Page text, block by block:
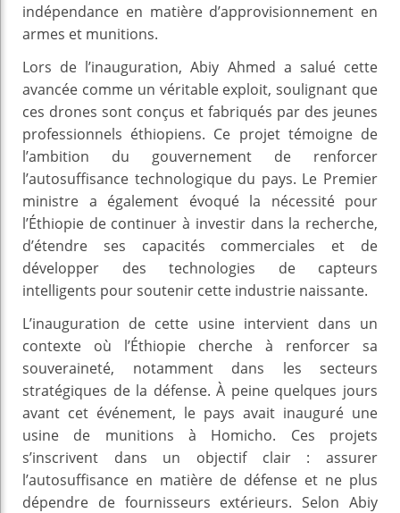
indépendance en matière d’approvisionnement en
armes et munitions.
Lors de l’inauguration, Abiy Ahmed a salué cette
avancée comme un véritable exploit, soulignant que
ces drones sont conçus et fabriqués par des jeunes
professionnels éthiopiens. Ce projet témoigne de
l’ambition du gouvernement de renforcer
l’autosuffisance technologique du pays. Le Premier
ministre a également évoqué la nécessité pour
l’Éthiopie de continuer à investir dans la recherche,
d’étendre ses capacités commerciales et de
développer des technologies de capteurs
intelligents pour soutenir cette industrie naissante.
L’inauguration de cette usine intervient dans un
contexte où l’Éthiopie cherche à renforcer sa
souveraineté, notamment dans les secteurs
stratégiques de la défense. À peine quelques jours
avant cet événement, le pays avait inauguré une
usine de munitions à Homicho. Ces projets
s’inscrivent dans un objectif clair : assurer
l’autosuffisance en matière de défense et ne plus
dépendre de fournisseurs extérieurs. Selon Abiy